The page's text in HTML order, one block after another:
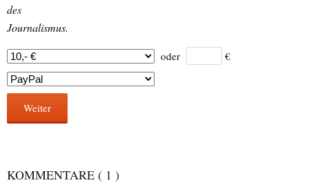
des
Journalismus.
oder €
Weiter
KOMMENTARE ( 1 )